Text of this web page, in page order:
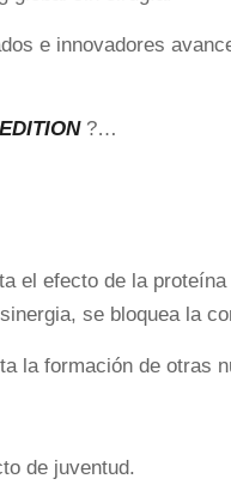
e innovadores
?…
el efecto de la
se bloquea la
la formación de otras
de juventud.